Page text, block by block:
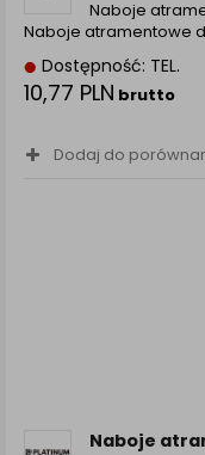
Naboje
Naboje atramentowe
Dostępność: TEL.
10,77 PLN brutto
Dodaj do
Naboje